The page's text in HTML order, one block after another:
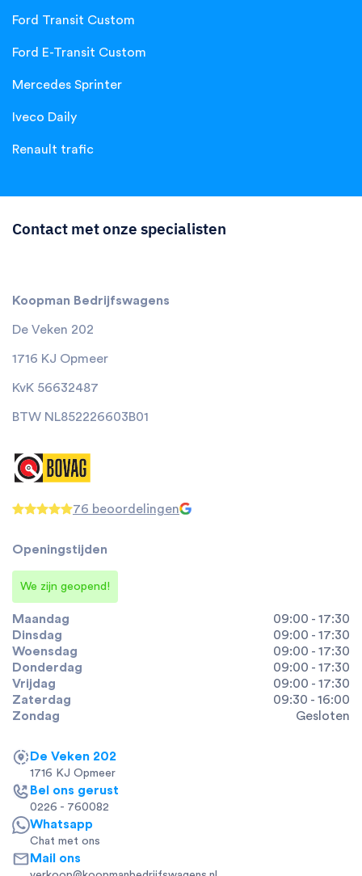
Ford Transit Custom
Ford E-Transit Custom
Mercedes Sprinter
Iveco Daily
Renault trafic
Contact met onze specialisten
Koopman Bedrijfswagens
De Veken 202
1716 KJ Opmeer
KvK 56632487
BTW NL852226603B01
76 beoordelingen
Openingstijden
We zijn geopend!
Maandag
09:00 - 17:30
Dinsdag
09:00 - 17:30
Woensdag
09:00 - 17:30
Donderdag
09:00 - 17:30
Vrijdag
09:00 - 17:30
Zaterdag
09:30 - 16:00
Zondag
Gesloten
De Veken 202
1716 KJ Opmeer
Bel ons gerust
0226 - 760082
Whatsapp
Chat met ons
Mail ons